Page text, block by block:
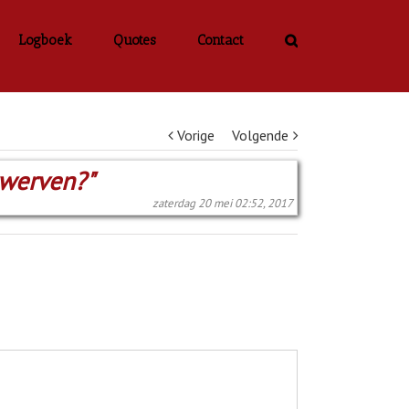
Logboek Quotes Contact
Vorige Volgende
zaterdag 20 mei 02:52, 2017